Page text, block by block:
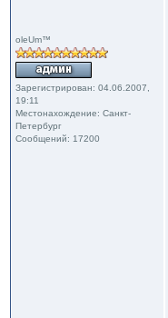
oleUm™
Зарегистрирован: 04.06.2007,
19:11
Местонахождение: Санкт-
Петербург
Сообщений: 17200